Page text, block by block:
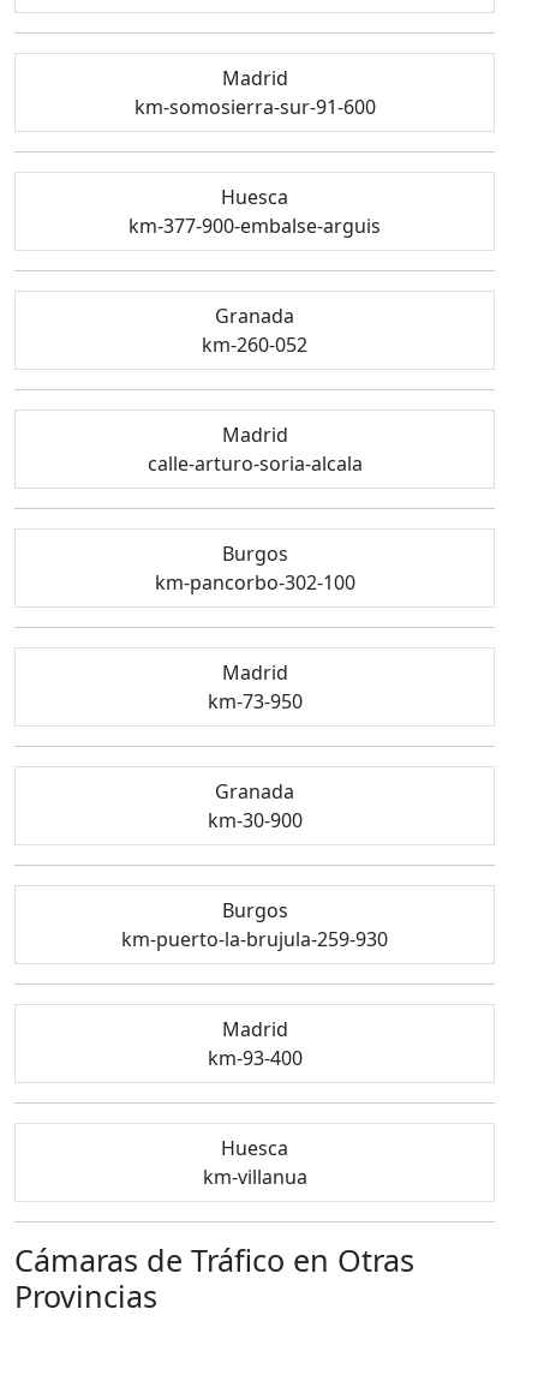
Madrid
km-somosierra-sur-91-600
Huesca
km-377-900-embalse-arguis
Granada
km-260-052
Madrid
calle-arturo-soria-alcala
Burgos
km-pancorbo-302-100
Madrid
km-73-950
Granada
km-30-900
Burgos
km-puerto-la-brujula-259-930
Madrid
km-93-400
Huesca
km-villanua
Cámaras de Tráfico en Otras
Provincias